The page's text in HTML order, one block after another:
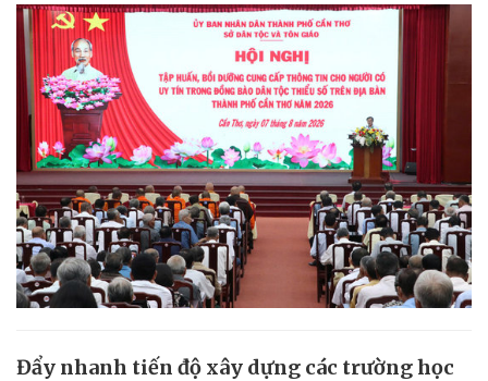
Đẩy nhanh tiến độ xây dựng các trường học